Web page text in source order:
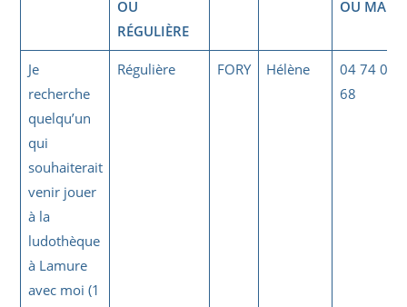
OU
RÉGULIÈRE
OU MAIL
Je
recherche
quelqu’un
qui
souhaiterait
venir jouer
à la
ludothèque
à Lamure
avec moi (1
Régulière FORY Hélène
04 74 03
68